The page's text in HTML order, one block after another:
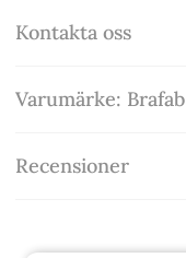
Kontakta oss
Varumärke: Brafab
Recensioner